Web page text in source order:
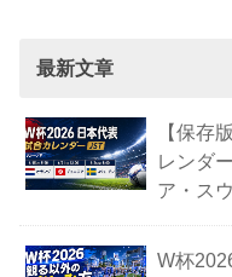
最新文章
【保存
レンダ
ア・ス
W杯